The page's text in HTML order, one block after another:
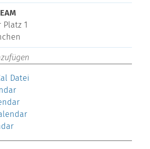
Platz 1
Datei